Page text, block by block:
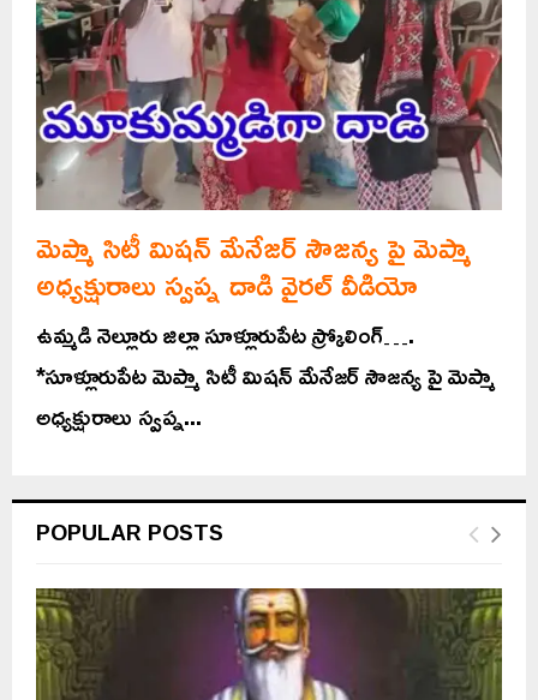
మెప్మా సిటీ మిషన్ మేనేజర్ సౌజన్య పై మెప్మా
అధ్యక్షురాలు స్వప్న దాడి వైరల్ వీడియో
ఉమ్మడి నెల్లూరు జిల్లా సూళ్లూరుపేట స్క్రోలింగ్….
*సూళ్లూరుపేట మెప్మా సిటీ మిషన్ మేనేజర్ సౌజన్య పై మెప్మా
అధ్యక్షురాలు స్వప్న...
POPULAR POSTS